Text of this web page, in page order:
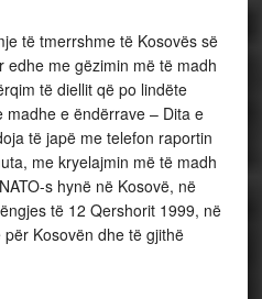
të tmerrshme të Kosovës së
edhe me gëzimin më të madh
të diellit që po lindëte
e ëndërrave – Dita e
të japë me telefon raportin
me kryelajmin më të madh
s hynë në Kosovë, në
të 12 Qershorit 1999, në
Kosovën dhe të gjithë